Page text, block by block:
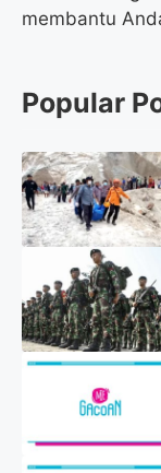
membantu
Popular